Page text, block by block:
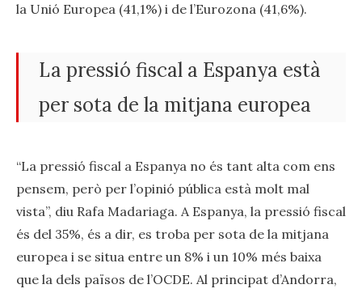
la Unió Europea (41,1%) i de l’Eurozona (41,6%).
La pressió fiscal a Espanya està
per sota de la mitjana europea
“La pressió fiscal a Espanya no és tant alta com ens
pensem, però per l’opinió pública està molt mal
vista”, diu Rafa Madariaga. A Espanya, la pressió fiscal
és del 35%, és a dir, es troba per sota de la mitjana
europea i se situa entre un 8% i un 10% més baixa
que la dels països de l’OCDE. Al principat d’Andorra,